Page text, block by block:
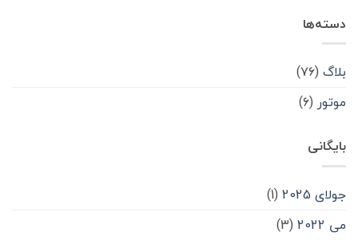
دسته‌ها
بلاگ (۷۶)
موتور (۶)
بایگانی
جولای 2025
(1)
می 2022
(3)